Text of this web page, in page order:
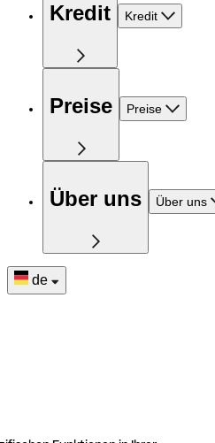
Kredit Kredit
Preise Preise
Über uns Über uns
de